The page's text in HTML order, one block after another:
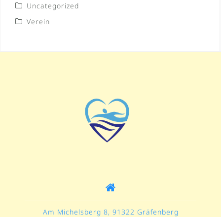
Uncategorized
Verein
Am Michelsberg 8, 91322 Gräfenberg